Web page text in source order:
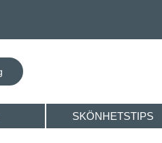
SKÖNHETSTIPS